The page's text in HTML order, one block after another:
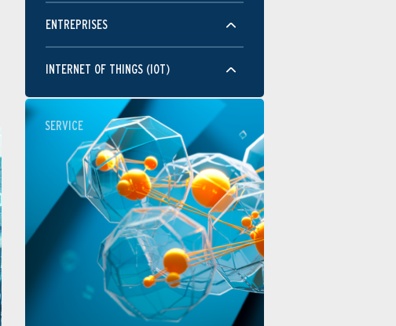
ENTREPRISES
INTERNET OF THINGS (IOT)
SERVICE